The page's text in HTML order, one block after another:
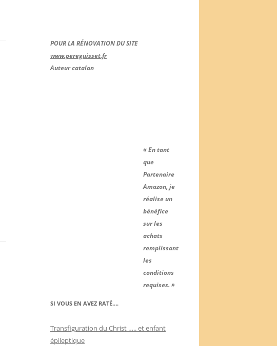
POUR LA RÉNOVATION DU SITE
www.pereguisset.fr
Auteur catalan
« En tant
que
Partenaire
Amazon, je
réalise un
bénéfice
sur les
achats
remplissant
les
conditions
requises. »
SI VOUS EN AVEZ RATÉ….
Transfiguration du Christ ….. et enfant
épileptique